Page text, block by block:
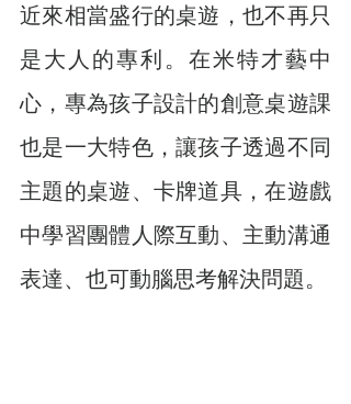
近來相當盛行的桌遊，也不再只
是大人的專利。在米特才藝中
心，專為孩子設計的創意桌遊課
也是一大特色，讓孩子透過不同
主題的桌遊、卡牌道具，在遊戲
中學習團體人際互動、主動溝通
表達、也可動腦思考解決問題。